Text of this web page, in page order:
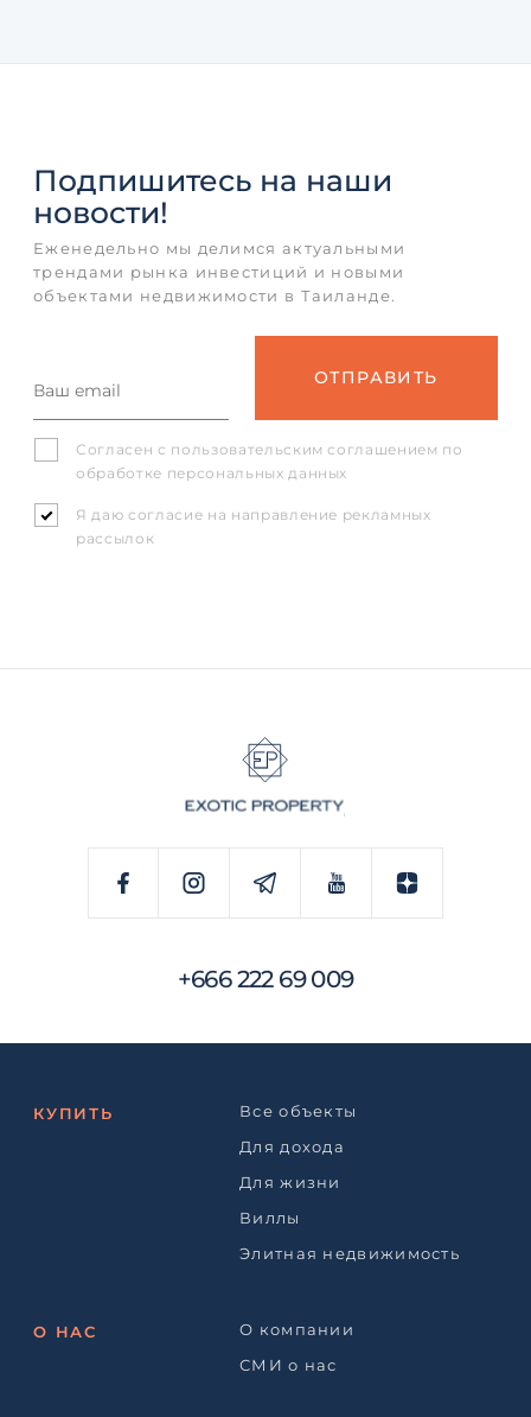
Подпишитесь на наши
новости!
Еженедельно мы делимся актуальными
трендами рынка инвестиций и новыми
объектами недвижимости в Таиланде.
Согласен с пользовательским соглашением по
обработке персональных данных
Я даю согласие на направление рекламных
рассылок
+666 222 69 009
КУПИТЬ
Все объекты
Для дохода
Для жизни
Виллы
Элитная недвижимость
О НАС
О компании
СМИ о нас